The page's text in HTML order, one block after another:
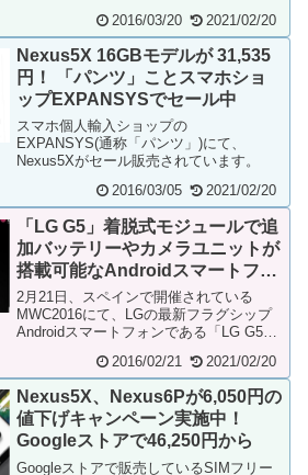
2016/03/20 2021/02/20
Nexus5X 16GBモデルが 31,535
円！ 「パンツ」ことスマホショ
ップEXPANSYSでセール中
スマホ個人輸入ショップの
EXPANSYS(通称「パンツ」)にて、
Nexus5Xがセール販売されています。
2016/03/05 2021/02/20
「LG G5」着脱式モジュールで追
加バッテリーやカメラユニットが
搭載可能なAndroidスマートフォ
ンフラグシップモデル
2月21日、スペインで開催されている
MWC2016にて、LGの最新フラグシップ
Androidスマートフォンである「LG G5」
2016/02/21 2021/02/20
Nexus5X、Nexus6Pが6,050円の
値下げキャンペーン実施中！
Googleストアで46,250円から
Googleストアで販売しているSIMフリー